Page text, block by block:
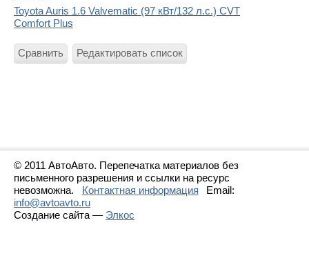
Toyota Auris 1.6 Valvematic (97 кВт/132 л.с.) CVT
Comfort Plus
Сравнить Редактировать список
© 2011 АвтоАвто. Перепечатка материалов без
письменного разрешения и ссылки на ресурс
невозможна.
Контактная информация
Email:
info@avtoavto.ru
Создание сайта — Элкос